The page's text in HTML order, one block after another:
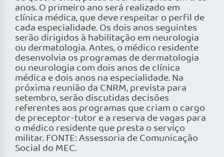
anos. O primeiro ano será realizado em
clínica médica, que deve respeitar o perfil de
cada especialidade. Os dois anos seguintes
serão dirigidos à habilitação em neurologia
ou dermatologia. Antes, o médico residente
desenvolvia os programas de dermatologia
ou neurologia com dois anos de clínica
médica e dois anos na especialidade. Na
próxima reunião da CNRM, prevista para
setembro, serão discutidas decisões
referentes aos programas que criam o cargo
de preceptor-tutor e a reserva de vagas para
o médico residente que presta o serviço
militar. FONTE: Assessoria de Comunicação
Social do MEC.